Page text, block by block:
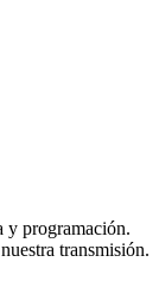
y programación.
transmisión.